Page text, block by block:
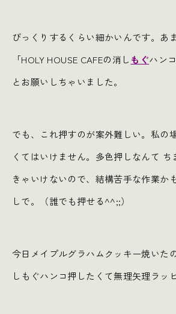
びっくりするくらい細かいんです。あ
「HOLY HOUSE CAFEの消し もぐハン
とお願いしちゃいました。
でも、これ押すのが案外難しい。私の
くてはいけません。多色押しなんて ち
きゃいけないので、結構苦手な作業か
しで。（誰でも押せる^^;;）
今日メイプルグラハムクッキー焼いた
しもぐハンコ押したくて無理矢理ラッ